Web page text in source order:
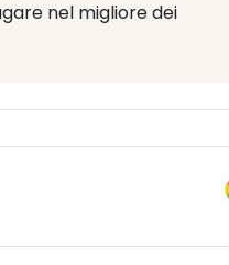
nel migliore dei